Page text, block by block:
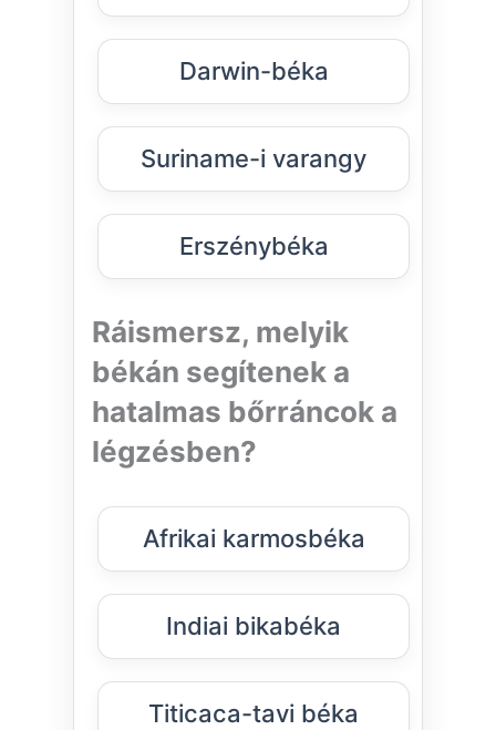
Darwin-béka
Suriname-i varangy
Erszénybéka
Ráismersz, melyik
békán segítenek a
hatalmas bőrráncok a
légzésben?
Afrikai karmosbéka
Indiai bikabéka
Titicaca-tavi béka